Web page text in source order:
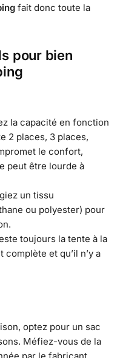
fait donc toute la
pour bien
la capacité en fonction
2 places, 3 places,
le confort,
peut être lourde à
un tissu
ou polyester) pour
toujours la tente à la
et qu’il n’y a
optez pour un sac
Méfiez-vous de la